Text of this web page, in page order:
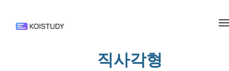
직사각형